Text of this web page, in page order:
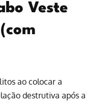
Veste
ao colocar a
destrutiva após a